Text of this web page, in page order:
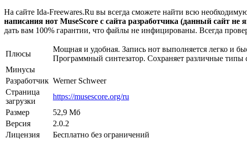
На сайте Ida-Freewares.Ru вы всегда сможете найти всю
написания нот MuseScore с сайта разработчика (данный сайт не
дать вам 100% гарантии, что файлы не инфицированы. Всегда
Плюсы
Мощная и удобная. Запись нот выполняется легко и
Программный синтезатор. Сохраняет различные
Минусы
Разработчик Werner Schweer
Страница
загрузки
https://musescore.org/ru
Размер
52,9 Мб
Версия
2.0.2
Лицензия
Бесплатно без ограничений